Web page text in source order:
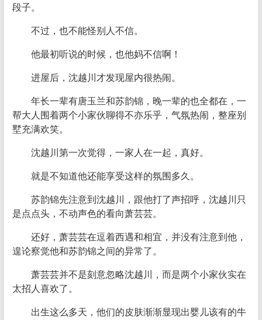
段子。
不过，也不能怪别人不信。
他最初听说的时候，也他妈不信啊！
进屋后，沈越川才发现屋内很热闹。
年长一辈有唐玉兰和苏韵锦，晚一辈的也全都在，一
帮大人围着两个小家伙聊得不亦乐乎，气氛热闹，整座别
墅充满欢笑。
沈越川第一次觉得，一家人在一起，真好。
就是不知道他还能享受这样的氛围多久。
苏韵锦先注意到沈越川，跟他打了声招呼，沈越川只
是点点头，不动声色的看向萧芸芸。
还好，萧芸芸在逗着西遇和相宜，并没有注意到他，
遑论察觉他和苏韵锦之间的异常了。
萧芸芸并不是刻意忽略沈越川，而是两个小家伙实在
太招人喜欢了。
出生这么多天，他们的皮肤渐渐显现出婴儿该有的牛